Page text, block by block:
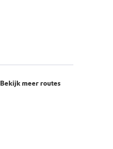
Bekijk meer routes